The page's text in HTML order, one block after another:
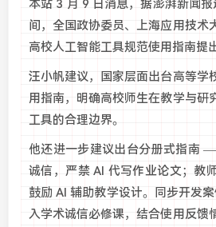
本站 3 月 9 日消息，据澎湃新闻
间，全国政协委员、上海应用技术
高校人工智能工具规范使用指南提
汪小帆建议，国家层面出台高等学
用指南，明确高校师生在教学与研
工具的合理边界。
他还进一步建议出台分册式指南
诚信，严禁 AI 代写作业论文；教
鼓励 AI 辅助教学设计。同步开发
入学术诚信必修课，结合使用反馈